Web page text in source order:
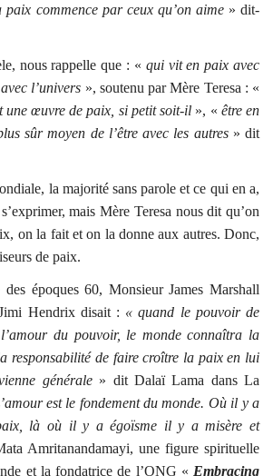
paix commence par ceux qu’on aime » dit-
nous rappelle que : « qui vit en paix avec
l’univers », soutenu par Mère Teresa : «
une œuvre de paix, si petit soit-il », « être en
sûr moyen de l’être avec les autres» dit
la majorité sans parole et ce qui en a,
mais Mère Teresa nous dit qu’on
on la fait et on la donne aux autres. Donc,
de paix.
époques 60, Monsieur James Marshall
Hendrix disait : « quand le pouvoir de
du pouvoir, le monde connaîtra la
responsabilité de faire croître la paix en lui
générale» dit Dalaï Lama dans La
est le fondement du monde. Où il y a
là où il y a égoïsme il y a misère et
Amritanandamayi, une figure spirituelle
et la fondatrice de l’ONG « Embracing